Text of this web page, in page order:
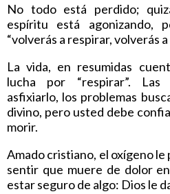
No todo está perdido;
espíritu está agonizando,
“volverás a respirar, volverás
La vida, en resumidas
lucha por “respirar”. Las
asfixiarlo, los problemas
divino, pero usted debe
morir.
Amado cristiano, el oxígeno
sentir que muere de dolor
estar seguro de algo: Dios le